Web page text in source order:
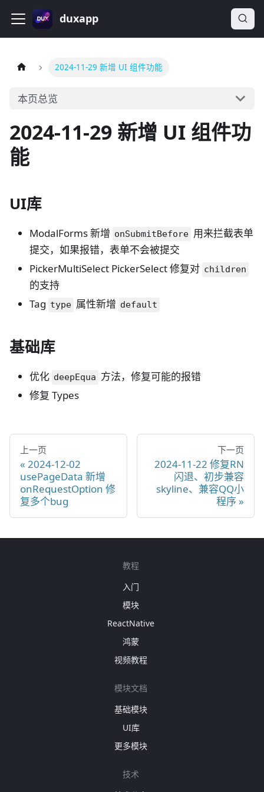
duxapp
2024-11-29 新增 UI 组件功能
本页总览
2024-11-29 新增 UI 组件功
能
UI库
ModalForms 新增 onSubmitBefore 用来拦截表单
提交，如果报错，表单不会被提交
PickerMultiSelect PickerSelect 修复对 children
的支持
Tag type 属性新增 default
基础库
优化 deepEqua 方法，修复可能的报错
修复 Types
上一页
2024-12-02
usePageData 新增
onRequestOption 修
复多个bug
下一页
2024-11-22 修复RN
闪退、初步兼容
skyline、兼容QQ小
程序
教程
入门
模块
ReactNative
鸿蒙
视频教程
模块文档
基础模块
UI库
更多模块
技术